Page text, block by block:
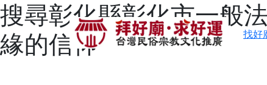
搜尋彰化縣彰化市一般
緣的信仰
找好